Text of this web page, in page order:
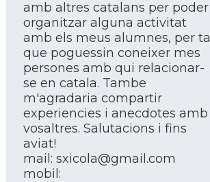
amb altres catalans per poder
organitzar alguna activitat
amb els meus alumnes, per tal
que poguessin coneixer mes
persones amb qui relacionar-
se en catala. Tambe
m'agradaria compartir
experiencies i anecdotes amb
vosaltres. Salutacions i fins
aviat!
mail: sxicola@gmail.com
mobil: